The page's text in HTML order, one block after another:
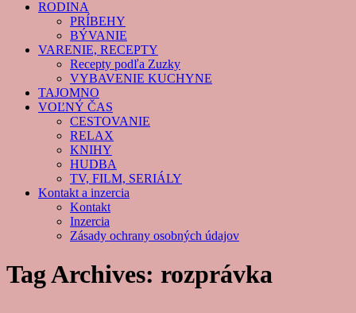
RODINA
PRÍBEHY
BÝVANIE
VARENIE, RECEPTY
Recepty podľa Zuzky
VYBAVENIE KUCHYNE
TAJOMNO
VOĽNÝ ČAS
CESTOVANIE
RELAX
KNIHY
HUDBA
TV, FILM, SERIÁLY
Kontakt a inzercia
Kontakt
Inzercia
Zásady ochrany osobných údajov
Tag Archives: rozprávka